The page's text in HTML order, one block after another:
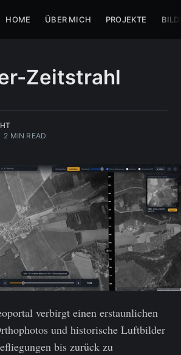
HOME ÜBER MICH PROJEKTE
Zeitstrahl
2 MIN READ
verbirgt einen erstaunlichen
und historische Luftbilder
bis zurück zu